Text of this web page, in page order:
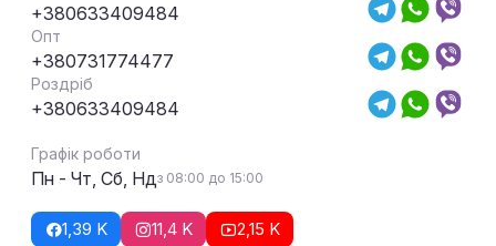
+380633409484
Опт
+380731774477
Роздріб
+380633409484
Графік роботи
Пн - Чт, Сб, Ндз 08:00 до 15:00
1,39 K 11,4 K 2,15 K